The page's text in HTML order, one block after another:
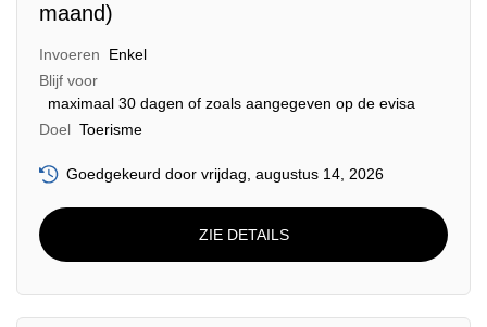
maand)
Invoeren
Enkel
Blijf voor
maximaal 30 dagen of zoals aangegeven op de evisa
Doel Toerisme
Goedgekeurd door vrijdag, augustus 14, 2026
ZIE DETAILS